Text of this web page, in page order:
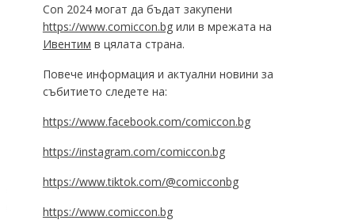
Con 2024 могат да бъдат закупени
https://www.comiccon.bgили в мрежата на
Ивентим в цялата страна.
Повече информация и актуални новини за
събитието следете на:
https://www.facebook.com/comiccon.bg
https://instagram.com/comiccon.bg
https://www.tiktok.com/@comicconbg
https://www.comiccon.bg